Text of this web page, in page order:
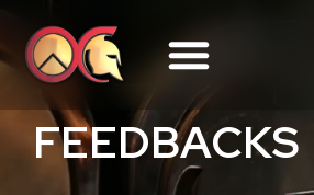
FEEDBACKS